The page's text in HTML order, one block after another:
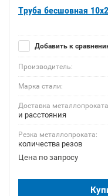
Труба бесшовная 10х2
Добавить к
Производитель:
Марка стали:
Доставка
и расстояния
Резка металлопроката:
количества резов
Цена по запросу